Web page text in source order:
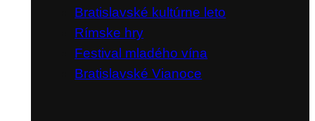
Bratislavské kultúrne leto
Rímske hry
Festival mladého vína
Bratislavské Vianoce